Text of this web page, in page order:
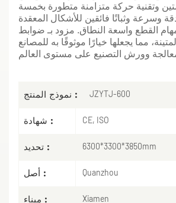
وتقنية حركة متزامنة متطورة بخمسة
وسرعة وثباتًا فائقين للأشكال المعقدة
القطع واسعة النطاق. مزود بـ
مما يجعلها خيارًا موثوقًا به للمصانع
نموذج المنتج : JZYTJ-600
شهادة : CE, ISO
تحديد : 6300*3300*3850mm
أصل : Quanzhou
ميناء : Xiamen